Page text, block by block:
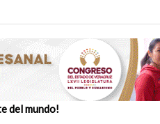
del mundo!